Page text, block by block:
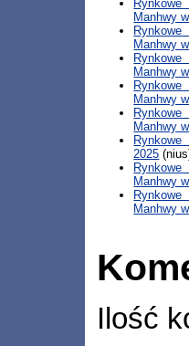
Manhwy
Manhwy
Manhwy
Manhwy
Manhwy
2025
Manhwy
Manhwy
Ilość